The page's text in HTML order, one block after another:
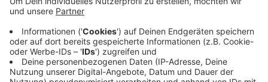
anders. Denn: In der aktuellen Corona-
Schutzverordnung wird er nicht verboten. In
Viersen und Willich dürfen die Schulen zum Beispiel
selbst darüber entscheiden. In Kempen und Krefeld
geschieht das in Absprache mit der Stadt.